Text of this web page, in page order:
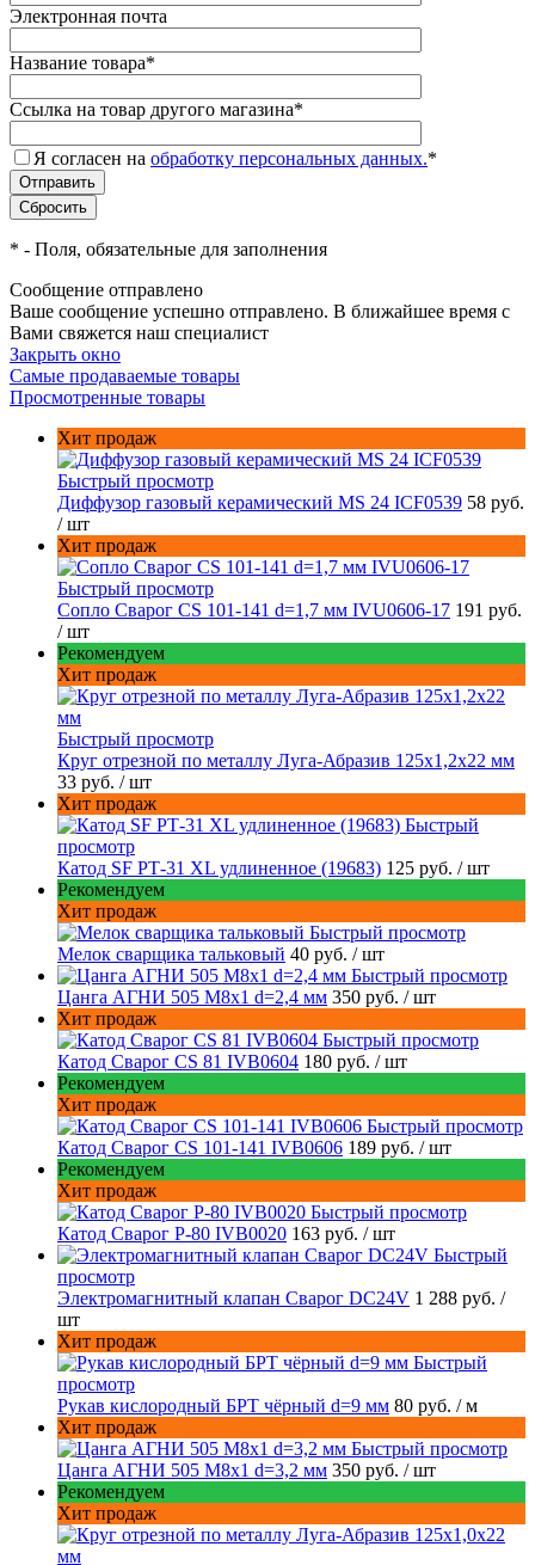
Электронная почта
Название товара*
Ссылка на товар другого магазина*
Я согласен на обработку персональных данных.*
* - Поля, обязательные для заполнения
Сообщение отправлено
Ваше сообщение успешно отправлено. В ближайшее время с
Вами свяжется наш специалист
Закрыть окно
Самые продаваемые товары
Просмотренные товары
Хит продаж
Быстрый просмотр
Диффузор газовый керамический MS 24 ICF0539 58 руб.
/ шт
Хит продаж
Быстрый просмотр
Сопло Сварог CS 101-141 d=1,7 мм IVU0606-17 191 руб.
/ шт
Рекомендуем
Хит продаж
Быстрый просмотр
Круг отрезной по металлу Луга-Абразив 125x1,2x22 мм
33 руб. / шт
Хит продаж
Быстрый
просмотр
Катод SF РТ-31 XL удлиненное (19683) 125 руб. / шт
Рекомендуем
Хит продаж
Быстрый просмотр
Мелок сварщика тальковый 40 руб. / шт
Быстрый просмотр
Цанга АГНИ 505 М8х1 d=2,4 мм 350 руб. / шт
Хит продаж
Быстрый просмотр
Катод Сварог CS 81 IVB0604 180 руб. / шт
Рекомендуем
Хит продаж
Быстрый просмотр
Катод Сварог CS 101-141 IVB0606 189 руб. / шт
Рекомендуем
Хит продаж
Быстрый просмотр
Катод Сварог P-80 IVB0020 163 руб. / шт
Быстрый
просмотр
Электромагнитный клапан Сварог DC24V 1 288 руб. /
шт
Хит продаж
Быстрый
просмотр
Рукав кислородный БРТ чёрный d=9 мм 80 руб. / м
Хит продаж
Быстрый просмотр
Цанга АГНИ 505 М8х1 d=3,2 мм 350 руб. / шт
Рекомендуем
Хит продаж